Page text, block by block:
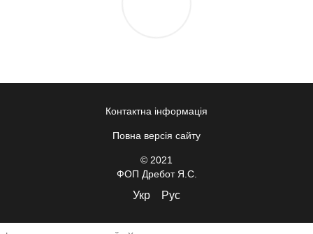
Контактна інформація
Повна версія сайту
© 2021
ФОП Дребот Я.С.
Укр Рус